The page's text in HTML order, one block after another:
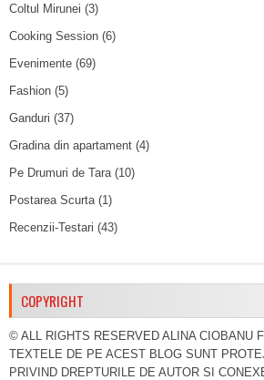
Coltul Mirunei (3)
Cooking Session (6)
Evenimente (69)
Fashion (5)
Ganduri (37)
Gradina din apartament (4)
Pe Drumuri de Tara (10)
Postarea Scurta (1)
Recenzii-Testari (43)
COPYRIGHT
© ALL RIGHTS RESERVED ALINA CIOBANU
TEXTELE DE PE ACEST BLOG SUNT
PRIVIND DREPTURILE DE AUTOR SI